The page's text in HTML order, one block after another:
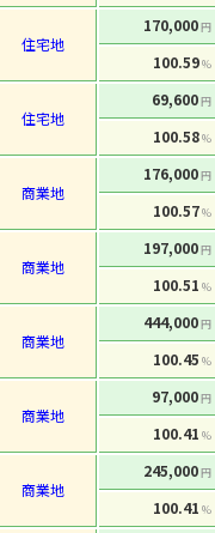
住宅地
170,000円
100.59%
住宅地
69,600円
100.58%
商業地
176,000円
100.57%
商業地
197,000円
100.51 %
商業地
444,000円
100.45 %
商業地
97,000円
100.41 %
商業地
245,000円
100.41 %